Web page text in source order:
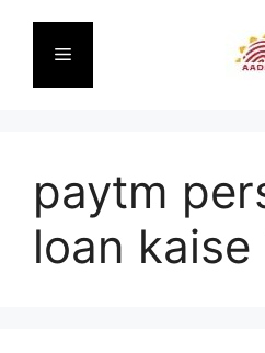
content
Menu
paytm
loan kaise